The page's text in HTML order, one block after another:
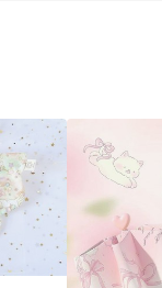
同物流或付款方式，將
皮認列為該LINE用戶導
點數回饋資格：使用
若有贈點爭議，請務必
皮訂單完成、LINE購物
不受理此案件。 [注意
Points 回饋 2.若
用戶先前往
入 LINE Points 回饋 4.